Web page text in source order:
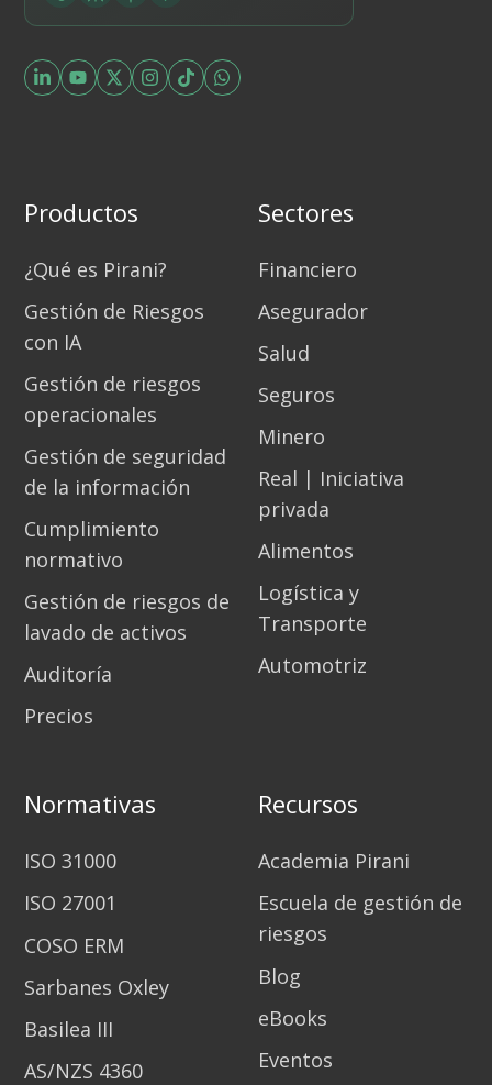
Productos
¿Qué es Pirani?
Gestión de Riesgos
con IA
Gestión de riesgos
operacionales
Gestión de seguridad
de la información
Cumplimiento
normativo
Gestión de riesgos de
lavado de activos
Auditoría
Precios
Sectores
Financiero
Asegurador
Salud
Seguros
Minero
Real | Iniciativa
privada
Alimentos
Logística y
Transporte
Automotriz
Normativas
ISO 31000
ISO 27001
COSO ERM
Sarbanes Oxley
Basilea III
AS/NZS 4360
Recursos
Academia Pirani
Escuela de gestión de
riesgos
Blog
eBooks
Eventos